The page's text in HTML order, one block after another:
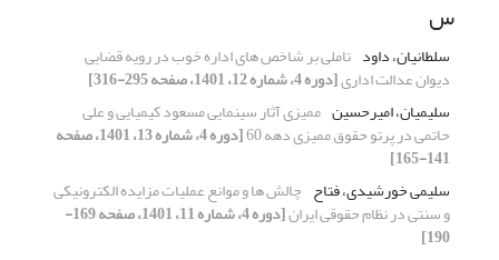
س
سلطانیان، داود تاملی بر شاخص های اداره خوب در رویه قضایی
دیوان عدالت اداری[دوره 4، شماره 12، 1401، صفحه 295-316]
سلیمیان، امیرحسین ممیزی آثار سینمایی مسعود کیمیایی و علی
حاتمی در پرتو حقوق ممیزی دهه 60 [دوره 4، شماره 13، 1401، صفحه
141-165]
سلیمی خورشیدی، فتاح چالش ها و موانع عملیات مزایده الکترونیکی
و سنتی در نظام حقوقی ایران [دوره 4، شماره 11، 1401، صفحه 169-
190]